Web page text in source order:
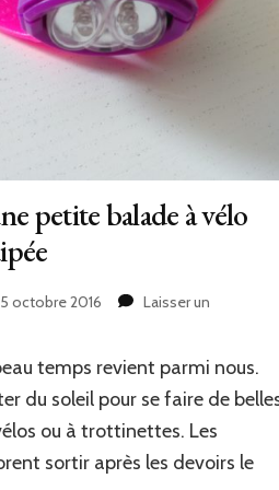
petite balade à vélo
5 octobre 2016
Laisser un
temps revient parmi nous.
du soleil pour se faire de
ou à trottinettes. Les
sortir après les devoirs le